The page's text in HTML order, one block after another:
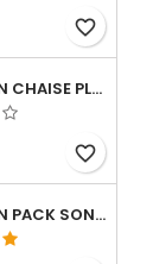
favorite_border
LOCATION CHAISE PLIANTE
favorite_border
LOCATION PACK SONO & LUMIERES 3